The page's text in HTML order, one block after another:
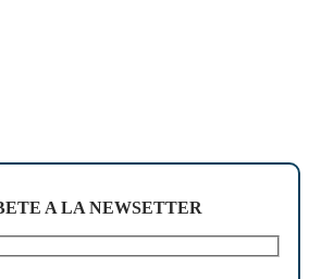
A LA NEWSETTER